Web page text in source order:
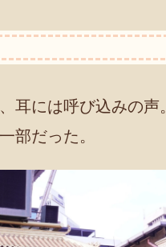
耳には呼び込みの声。
部だった。